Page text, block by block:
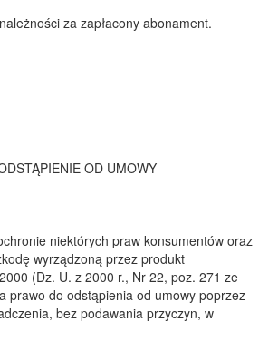
za zapłacony abonament.
OD UMOWY
niektórych praw konsumentów oraz
wyrządzoną przez produkt
(Dz. U. z 2000 r., Nr 22, poz. 271 ze
prawo do odstąpienia od umowy poprzez
bez podawania przyczyn, w